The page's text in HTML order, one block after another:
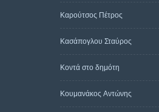
Καρούτσος Πέτρος
Κασάπογλου Σταύρος
Κοντά στο δημότη
Κουμανάκος Αντώνης